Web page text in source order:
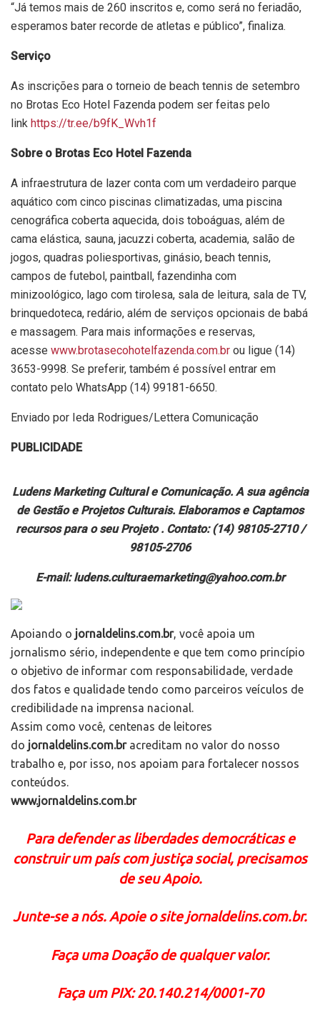
“Já temos mais de 260 inscritos e, como será no feriadão,
esperamos bater recorde de atletas e público”, finaliza.
Serviço
As inscrições para o torneio de beach tennis de setembro
no Brotas Eco Hotel Fazenda podem ser feitas pelo
link https://tr.ee/b9fK_Wvh1f
Sobre o Brotas Eco Hotel Fazenda
A infraestrutura de lazer conta com um verdadeiro parque
aquático com cinco piscinas climatizadas, uma piscina
cenográfica coberta aquecida, dois toboáguas, além de
cama elástica, sauna, jacuzzi coberta, academia, salão de
jogos, quadras poliesportivas, ginásio, beach tennis,
campos de futebol, paintball, fazendinha com
minizoológico, lago com tirolesa, sala de leitura, sala de TV,
brinquedoteca, redário, além de serviços opcionais de babá
e massagem. Para mais informações e reservas,
acesse www.brotasecohotelfazenda.com.br ou ligue (14)
3653-9998. Se preferir, também é possível entrar em
contato pelo WhatsApp (14) 99181-6650.
Enviado por Ieda Rodrigues/Lettera Comunicação
PUBLICIDADE
Ludens Marketing Cultural e Comunicação. A sua agência
de Gestão e Projetos Culturais. Elaboramos e Captamos
recursos para o seu Projeto . Contato: (14) 98105-2710 /
98105-2706
E-mail: ludens.culturaemarketing@yahoo.com.br
Apoiando o jornaldelins.com.br, você apoia um
jornalismo sério, independente e que tem como princípio
o objetivo de informar com responsabilidade, verdade
dos fatos e qualidade tendo como parceiros veículos de
credibilidade na imprensa nacional.
Assim como você, centenas de leitores
do jornaldelins.com.bracreditam no valor do nosso
trabalho e, por isso, nos apoiam para fortalecer nossos
conteúdos.
www.jornaldelins.com.br
Para defender as liberdades democráticas e
construir um país com justiça social, precisamos
de seu Apoio.
Junte-se a nós. Apoie o site jornaldelins.com.br.
Faça uma Doação de qualquer valor.
Façaum PIX: 20.140.214/0001-70